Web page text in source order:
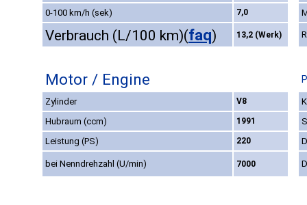
0-100 km/h (sek)
7,0
Verbrauch (L/100 km)(faq) 13,2 (Werk)
Motor / Engine
Zylinder V8
Hubraum (ccm)
1991
Leistung (PS)
220
bei Nenndrehzahl (U/min) 7000